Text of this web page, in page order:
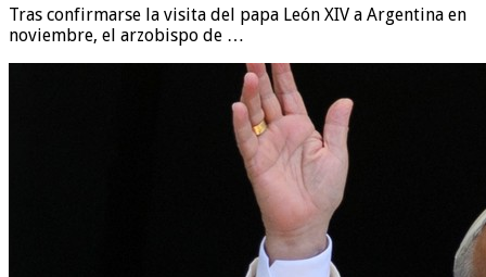
Tras confirmarse la visita del papa León XIV a Argentina en
noviembre, el arzobispo de …